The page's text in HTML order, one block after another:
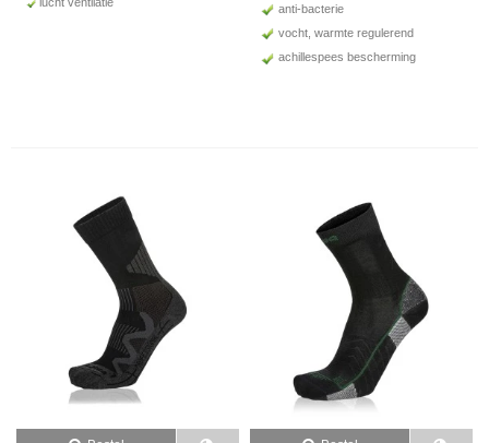
anti-bacterie
vocht, warmte regulerend
achillespees bescherming